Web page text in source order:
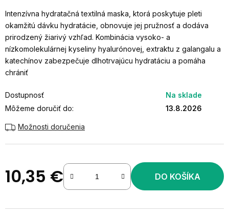
Intenzívna hydratačná textilná maska, ktorá poskytuje pleti
okamžitú dávku hydratácie, obnovuje jej pružnosť a dodáva
prirodzený žiarivý vzhľad. Kombinácia vysoko- a
nízkomolekulárnej kyseliny hyalurónovej, extraktu z galangalu a
katechínov zabezpečuje dlhotrvajúcu hydratáciu a pomáha
chrániť
Dostupnosť
Na sklade
Môžeme doručiť do:
13.8.2026
Možnosti doručenia
10,35 €
Jednotková cena:
DO KOŠÍKA